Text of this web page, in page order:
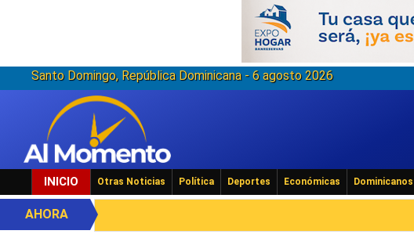
Santo Domingo, República Dominicana - 6 agosto 2026
INICIO Otras Noticias Política Deportes Económicas
AHORA